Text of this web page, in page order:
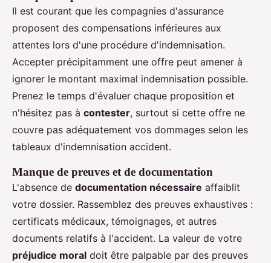
Il est courant que les compagnies d'assurance
proposent des compensations inférieures aux
attentes lors d'une procédure d'indemnisation.
Accepter précipitamment une offre peut amener à
ignorer le montant maximal indemnisation possible.
Prenez le temps d'évaluer chaque proposition et
n'hésitez pas à contester, surtout si cette offre ne
couvre pas adéquatement vos dommages selon les
tableaux d'indemnisation accident.
Manque de preuves et de documentation
L'absence de documentation nécessaire affaiblit
votre dossier. Rassemblez des preuves exhaustives :
certificats médicaux, témoignages, et autres
documents relatifs à l'accident. La valeur de votre
préjudice moral doit être palpable par des preuves